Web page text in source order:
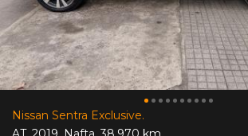
Nissan Sentra Exclusive.